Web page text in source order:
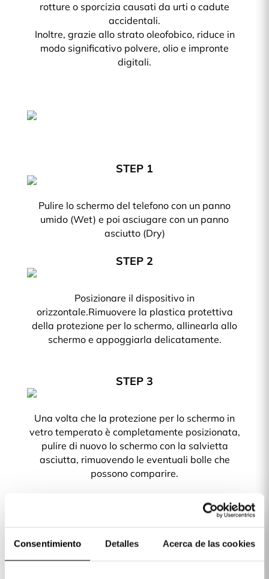
Consentimiento Detalles Acerca de las cookies
rotture o sporcizia causati da urti o cadute
accidentali.
Inoltre, grazie allo strato oleofobico, riduce in
modo significativo polvere, olio e impronte
digitali.
STEP 1
Pulire lo schermo del telefono con un panno
umido (Wet) e poi asciugare con un panno
asciutto (Dry)
STEP 2
Posizionare il dispositivo in
orizzontale.Rimuovere la plastica protettiva
della protezione per lo schermo, allinearla allo
schermo e appoggiarla delicatamente.
STEP 3
Una volta che la protezione per lo schermo in
vetro temperato è completamente posizionata,
pulire di nuovo lo schermo con la salvietta
asciutta, rimuovendo le eventuali bolle che
possono comparire.
Protezione per lo schermo in vetro temperato.
Salviette per la pulizia (Asciutta e umida).
Vuoi proteggere il tuo telefono? Le